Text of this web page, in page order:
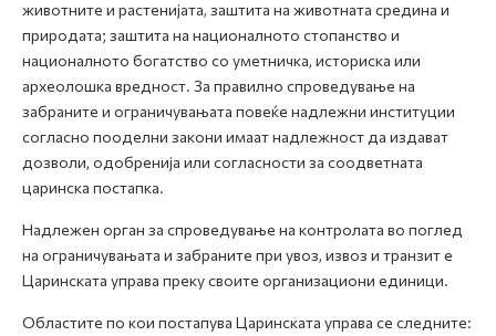
Open
Медиа центар
Контакт
Е-Весник
животните и растенијата, заштита на животната средина и
природата; заштита на националното стопанство и
националното богатство со уметничка, историска или
археолошка вредност. За правилно спроведување на
забраните и ограничувањата повеќе надлежни институции
согласно пооделни закони имаат надлежност да издават
дозволи, одобренија или согласности за соодветната
царинска постапка.
Надлежен орган за спроведување на контролата во поглед
на ограничувањата и забраните при увоз, извоз и транзит е
Царинската управа преку своите организациони единици.
Областите по кои постапува Царинската управа се следните: